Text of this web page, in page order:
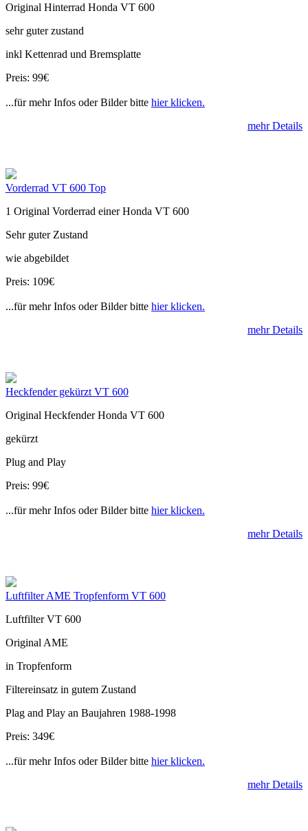
Original Hinterrad Honda VT 600
sehr guter zustand
inkl Kettenrad und Bremsplatte
Preis: 99€
...für mehr Infos oder Bilder bitte hier klicken.
mehr Details
Vorderrad VT 600 Top
1 Original Vorderrad einer Honda VT 600
Sehr guter Zustand
wie abgebildet
Preis: 109€
...für mehr Infos oder Bilder bitte hier klicken.
mehr Details
Heckfender gekürzt VT 600
Original Heckfender Honda VT 600
gekürzt
Plug and Play
Preis: 99€
...für mehr Infos oder Bilder bitte hier klicken.
mehr Details
Luftfilter AME Tropfenform VT 600
Luftfilter VT 600
Original AME
in Tropfenform
Filtereinsatz in gutem Zustand
Plag and Play an Baujahren 1988-1998
Preis: 349€
...für mehr Infos oder Bilder bitte hier klicken.
mehr Details